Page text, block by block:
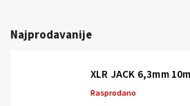
Najprodavanije
XLR JACK 6,3mm
Rasprodano